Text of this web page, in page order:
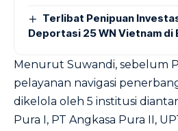
Terlibat Penipuan
Deportasi 25 WN Vietnam di
Menurut Suwandi, sebelum
pelayanan navigasi
dikelola oleh 5 institusi
Pura I, PT Angkasa Pura II,